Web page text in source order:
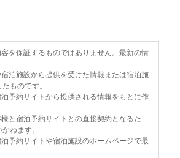
を保証するものではありません。最新の情
泊施設から提供を受けた情報または宿泊施
ものです。
予約サイトから提供される情報をもとに作
と宿泊予約サイトとの直接契約となるた
ねます。
予約サイトや宿泊施設のホームページで最